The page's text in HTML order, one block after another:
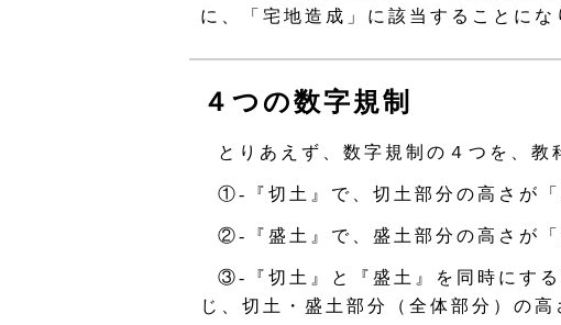
に、「宅地造成」に該当することにな
４つの数字規制
とりあえず、数字規制の４つを、
①‐『切土』で、切土部分の高さが「
②‐『盛土』で、盛土部分の高さが「
③‐『切土』と『盛土』を同時にす
じ、切土・盛土部分（全体部分）の